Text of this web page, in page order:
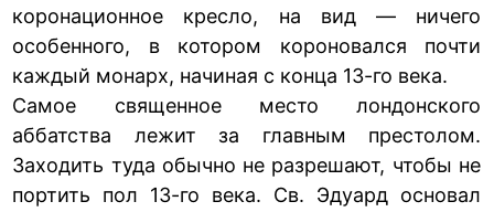
коронационное кресло, на вид — ничего
особенного, в котором короновался почти
каждый монарх, начиная с конца 13-го века.
Самое священное место лондонского
аббатства лежит за главным престолом.
Заходить туда обычно не разрешают, чтобы не
портить пол 13-го века. Св. Эдуард основал